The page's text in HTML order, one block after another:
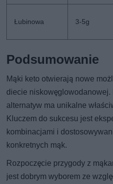
Łubinowa 3-5g
Podsumowanie
Mąki keto otwierają nowe
diecie
alternatyw ma unikalne
Kluczem do sukcesu jest
kombinacjami i
konkretnych mąk.
Rozpoczęcie przygody z
jest dobrym wyborem ze